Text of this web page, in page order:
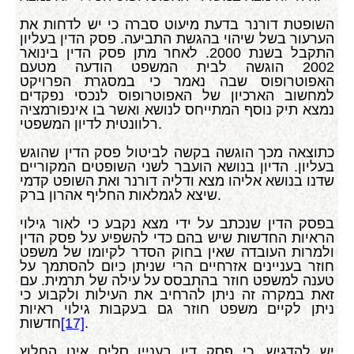
השופטת דורנר בדעת מיעוט סברה כי יש לדחות את
הערעור בשל שיהוי בהגשת התביעה. פסק הדין בעליון
התקבל בשנת 2000. לאחר מתן פסק הדין בינואר
2002 הוגשה לבית המשפט הודעה מטעם
האפוטרופוס שבה נאמר כי במסגרת הפרויקט
למחשוב הארכיון של האפוטרופוס לנכסי נפקדים
נמצא תיק נוסף המתייחס לנושא ואשר בו אינפורמציה
רלוונטית לדיון המשפטי.
כתוצאה מכך הוגשה בקשה לביטול פסק הדין שהוגש
בעליון. הדיון בנושא הועבר לשני השופטים המקוריים
שדנו בנושא אליהו מצא ודליה דורנר ואת השופט קדמי
שיצא לגמלאות החליף אהרון ברק.
בפסק הדין שנכתב על ידי מצא נקבע כי לאור גילוי
הראיות החדשות שיש בהם כדי להשפיע על פסק הדין
ולמרות העובדה שאין בחוק הסדר לקיומו של משפט
חוזר בעניינים אזרחיים הרי שניתן כיום להסתמך על
טענה למשפט חוזר בהתבסס על עילה של תרמית. עם
זאת במקרה זה ניתן להרחיב את העילות ולקבוע כי
ניתן לקיים משפט חוזר גם בעקבות גילוי ראיות
חדשות[17].